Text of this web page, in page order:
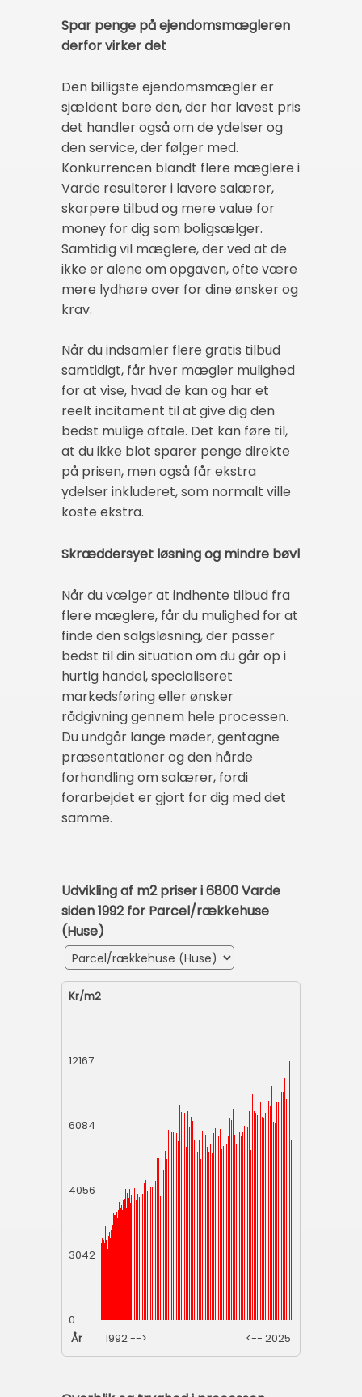
Spar penge på ejendomsmægleren
derfor virker det
Den billigste ejendomsmægler er
sjældent bare den, der har lavest pris
det handler også om de ydelser og
den service, der følger med.
Konkurrencen blandt flere mæglere i
Varde resulterer i lavere salærer,
skarpere tilbud og mere value for
money for dig som boligsælger.
Samtidig vil mæglere, der ved at de
ikke er alene om opgaven, ofte være
mere lydhøre over for dine ønsker og
krav.
Når du indsamler flere gratis tilbud
samtidigt, får hver mægler mulighed
for at vise, hvad de kan og har et
reelt incitament til at give dig den
bedst mulige aftale. Det kan føre til,
at du ikke blot sparer penge direkte
på prisen, men også får ekstra
ydelser inkluderet, som normalt ville
koste ekstra.
Skræddersyet løsning og mindre bøvl
Når du vælger at indhente tilbud fra
flere mæglere, får du mulighed for at
finde den salgsløsning, der passer
bedst til din situation om du går op i
hurtig handel, specialiseret
markedsføring eller ønsker
rådgivning gennem hele processen.
Du undgår lange møder, gentagne
præsentationer og den hårde
forhandling om salærer, fordi
forarbejdet er gjort for dig med det
samme.
Udvikling af m2 priser i 6800 Varde
siden 1992 for Parcel/rækkehuse
(Huse)
Kr/m2
12167
6084
4056
3042
0
År
1992 --> <-- 2025